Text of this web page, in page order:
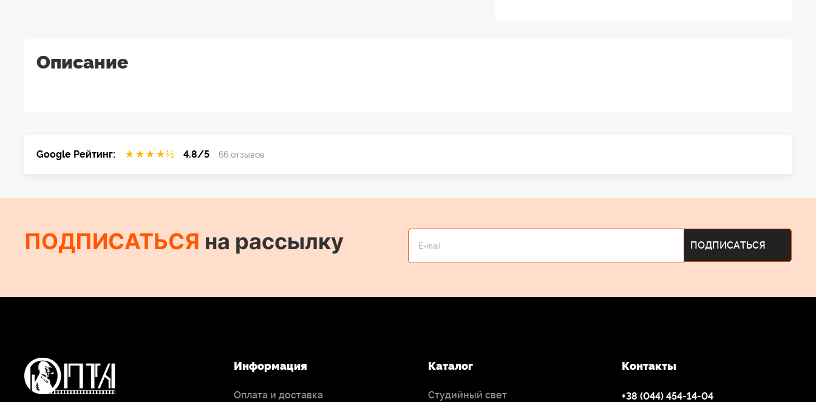
Описание
Google Рейтинг: ★ ★ ★ ★½ 4.8/5 66 отзывов
ПОДПИСАТЬСЯ на рассылку
Информация
Оплата и доставка
Каталог
Студийный свет
Контакты
+38 (044) 454-14-04